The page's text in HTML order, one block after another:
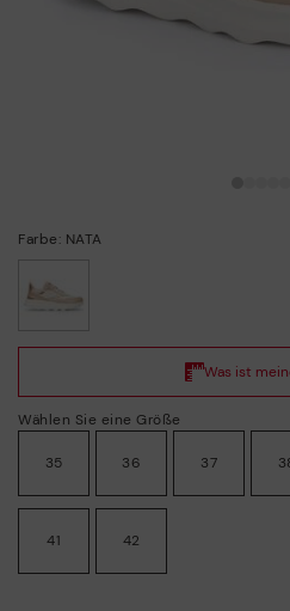
Farbe: NATA
Wählen Sie eine Größe
35 36 37
41 42